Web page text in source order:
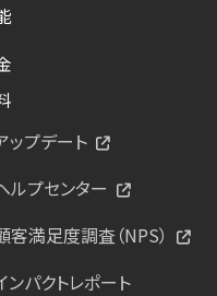
ップデート
ルプセンター
客満足度調査（NPS）
ンパクトレポート